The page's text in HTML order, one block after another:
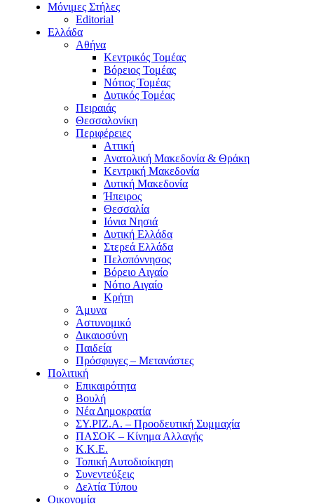
Μόνιμες Στήλες
Editorial
Ελλάδα
Αθήνα
Κεντρικός Τομέας
Βόρειος Τομέας
Νότιος Τομέας
Δυτικός Τομέας
Πειραιάς
Θεσσαλονίκη
Περιφέρειες
Αττική
Ανατολική Μακεδονία & Θράκη
Κεντρική Μακεδονία
Δυτική Μακεδονία
Ήπειρος
Θεσσαλία
Ιόνια Νησιά
Δυτική Ελλάδα
Στερεά Ελλάδα
Πελοπόννησος
Βόρειο Αιγαίο
Νότιο Αιγαίο
Κρήτη
Άμυνα
Αστυνομικό
Δικαιοσύνη
Παιδεία
Πρόσφυγες – Μετανάστες
Πολιτική
Επικαιρότητα
Βουλή
Νέα Δημοκρατία
ΣΥ.ΡΙΖ.Α. – Προοδευτική Συμμαχία
ΠΑΣΟΚ – Κίνημα Αλλαγής
Κ.Κ.Ε.
Τοπική Αυτοδιοίκηση
Συνεντεύξεις
Δελτία Τύπου
Οικονομία